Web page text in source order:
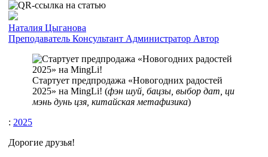
Наталия Цыганова
Преподаватель Консультант Администратор Автор
Стартует предпродажа «Новогодних радостей
2025» на MingLi! (фэн шуй, бацзы, выбор дат, ци
мэнь дунь цзя, китайская метафизика)
: 2025
Дорогие друзья!